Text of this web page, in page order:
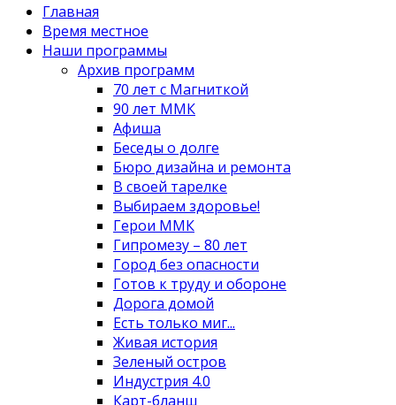
Главная
Время местное
Наши программы
Архив программ
70 лет с Магниткой
90 лет ММК
Афиша
Беседы о долге
Бюро дизайна и ремонта
В своей тарелке
Выбираем здоровье!
Герои ММК
Гипромезу – 80 лет
Город без опасности
Готов к труду и обороне
Дорога домой
Есть только миг...
Живая история
Зеленый остров
Индустрия 4.0
Карт-бланш